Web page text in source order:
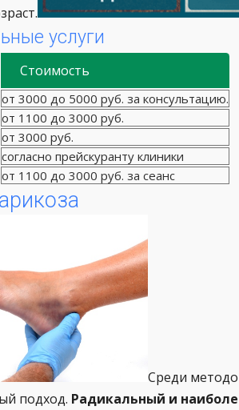
услуги
Стоимость
от 3000 до 5000 руб. за консультацию.
от 1100 до 3000 руб.
от 3000 руб.
согласно прейскуранту клиники
от 1100 до 3000 руб. за сеанс
Среди
подход. Радикальный и